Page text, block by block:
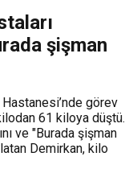
şişman
görev
61 kiloya düştü.
ve "Burada şişman
Demirkan, kilo